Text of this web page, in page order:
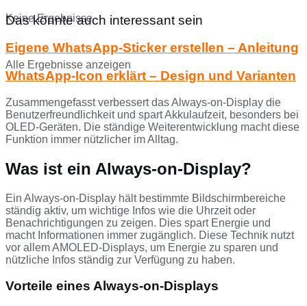
Keine Ergebnisse
Alle Ergebnisse anzeigen
Das könnte auch interessant sein
Eigene WhatsApp-Sticker erstellen – Anleitung
WhatsApp-Icon erklärt – Design und Varianten
Zusammengefasst verbessert das Always-on-Display die
Benutzerfreundlichkeit und spart Akkulaufzeit, besonders bei
OLED-Geräten. Die ständige Weiterentwicklung macht diese
Funktion immer nützlicher im Alltag.
Was ist ein Always-on-Display?
Ein Always-on-Display hält bestimmte Bildschirmbereiche
ständig aktiv, um wichtige Infos wie die Uhrzeit oder
Benachrichtigungen zu zeigen. Dies spart Energie und
macht Informationen immer zugänglich. Diese Technik nutzt
vor allem AMOLED-Displays, um Energie zu sparen und
nützliche Infos ständig zur Verfügung zu haben.
Vorteile eines Always-on-Displays